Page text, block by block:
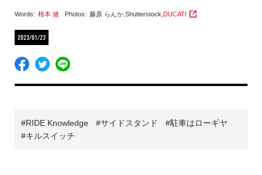
Words: 根本 健 Photos: 藤原 らんか ,Shutterstock ,DUCATI
2023/01/23
RIDE Knowledge サイドスタンド
駐車はローギヤ
キルスイッチ